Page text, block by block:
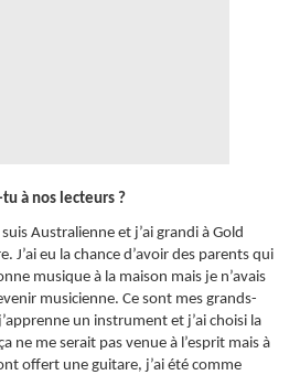
à nos lecteurs ?
suis Australienne et j’ai grandi à Gold
J’ai eu la chance d’avoir des parents qui
musique à la maison mais je n’avais
musicienne. Ce sont mes grands-
un instrument et j’ai choisi la
ne me serait pas venue à l’esprit mais à
offert une guitare, j’ai été comme